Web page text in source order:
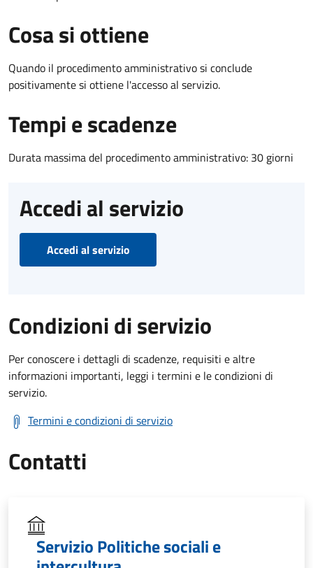
Cosa si ottiene
Quando il procedimento amministrativo si conclude
positivamente si ottiene l'accesso al servizio.
Tempi e scadenze
Durata massima del procedimento amministrativo: 30 giorni
Accedi al servizio
Accedi al servizio
Condizioni di servizio
Per conoscere i dettagli di scadenze, requisiti e altre
informazioni importanti, leggi i termini e le condizioni di
servizio.
Termini e condizioni di servizio
Contatti
Servizio Politiche sociali e